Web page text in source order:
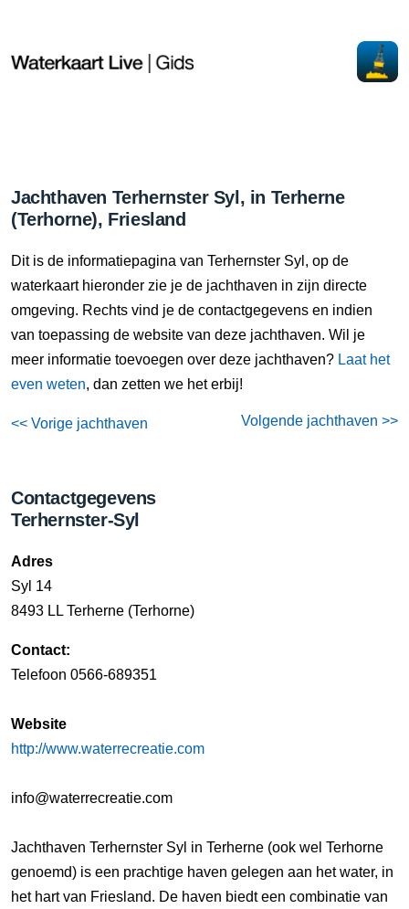
Jachthaven Terhernster Syl, in Terherne
(Terhorne), Friesland
Dit is de informatiepagina van Terhernster Syl, op de
waterkaart hieronder zie je de jachthaven in zijn directe
omgeving. Rechts vind je de contactgegevens en indien
van toepassing de website van deze jachthaven. Wil je
meer informatie toevoegen over deze jachthaven? Laat het
even weten, dan zetten we het erbij!
<< Vorige jachthaven Volgende jachthaven >>
Contactgegevens
Terhernster-Syl
Adres
Syl 14
8493 LL Terherne (Terhorne)
Contact:
Telefoon 0566-689351
Website
http://www.waterrecreatie.com
info@waterrecreatie.com
Jachthaven Terhernster Syl in Terherne (ook wel Terhorne
genoemd) is een prachtige haven gelegen aan het water, in
het hart van Friesland. De haven biedt een combinatie van